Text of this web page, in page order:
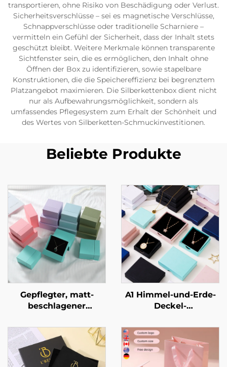
transportieren, ohne Risiko von Beschädigung oder Verlust.
Sicherheitsverschlüsse – sei es magnetische Verschlüsse,
Schnappverschlüsse oder traditionelle Scharniere –
vermitteln ein Gefühl der Sicherheit, dass der Inhalt stets
geschützt bleibt. Weitere Merkmale können transparente
Sichtfenster sein, die es ermöglichen, den Inhalt ohne
Öffnen der Box zu identifizieren, sowie stapelbare
Konstruktionen, die die Speichereffizienz bei begrenztem
Platzangebot maximieren. Die Silberkettenbox dient nicht
nur als Aufbewahrungsmöglichkeit, sondern als
umfassendes Pflegesystem zum Erhalt der Schönheit und
des Wertes von Silberketten-Schmuckinvestitionen.
Beliebte Produkte
Gepflegter, matt-
beschlagener
Schubladentresor aus
geometrischem
Karton für eine
exklusive
A1 Himmel-und-Erde-
Deckel-
für Ringe und
Halsketten –
kundenspezifische
Größe und Form,